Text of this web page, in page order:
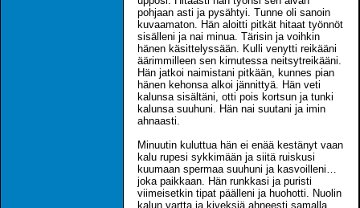
pohjaan asti ja pysähtyi. Tunne oli sanoin
kuvaamaton. Hän aloitti pitkät hitaat työnnöt
sisälleni ja nai minua. Tärisin ja voihkin
hänen käsittelyssään. Kulli venytti reikääni
äärimmilleen sen kirnutessa neitsytreikääni.
Hän jatkoi naimistani pitkään, kunnes pian
hänen kehonsa alkoi jännittyä. Hän veti
kalunsa sisältäni, otti pois kortsun ja tunki
kalunsa suuhuni. Hän nai suutani ja imin
ahnaasti.
Minuutin kuluttua hän ei enää kestänyt vaan
kalu rupesi sykkimään ja siitä ruiskusi
kuumaan spermaa suuhuni ja kasvoilleni…
joka paikkaan. Hän runkkasi ja puristi
viimeisetkin tipat päälleni ja huohotti. Nuolin
kalun vartta ja kiveksiä ahneesti samalla